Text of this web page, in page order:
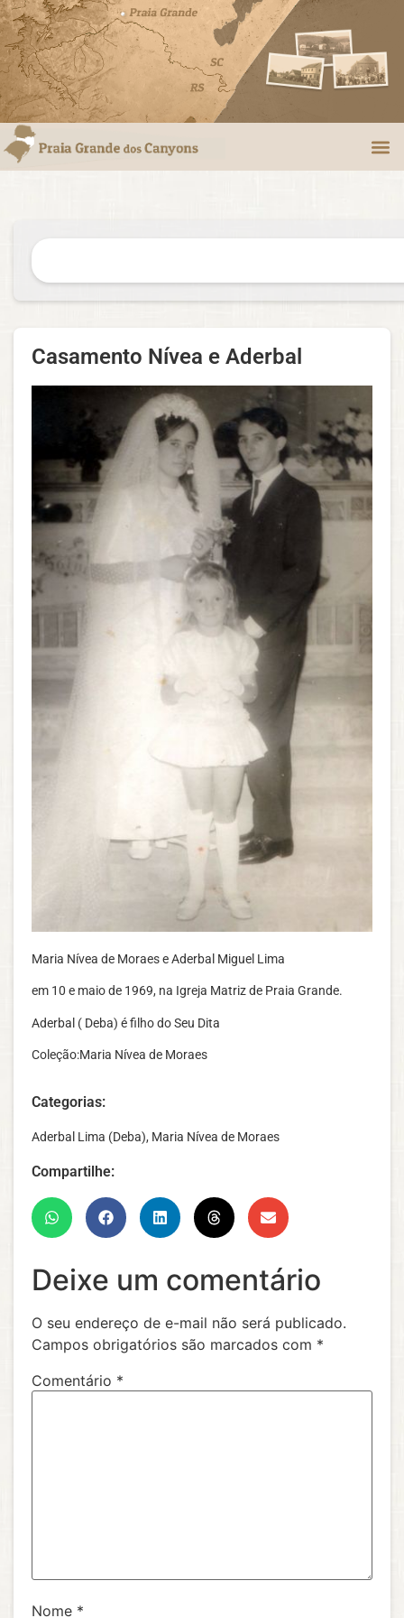
Casamento Nívea e Aderbal
Maria Nívea de Moraes e Aderbal Miguel Lima
em 10 e maio de 1969, na Igreja Matriz de Praia Grande.
Aderbal ( Deba) é filho do Seu Dita
Coleção:Maria Nívea de Moraes
Categorias:
Aderbal Lima (Deba), Maria Nívea de Moraes
Compartilhe:
Deixe um comentário
O seu endereço de e-mail não será publicado.
Campos obrigatórios são marcados com *
Comentário *
Nome *